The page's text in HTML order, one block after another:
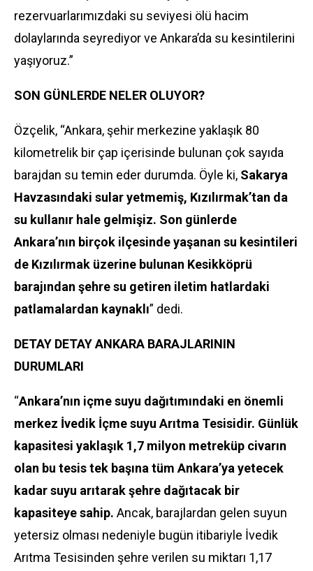
rezervuarlarımızdaki su seviyesi ölü hacim
dolaylarında seyrediyor ve Ankara’da su kesintilerini
yaşıyoruz.”
SON GÜNLERDE NELER OLUYOR?
Özçelik, “Ankara, şehir merkezine yaklaşık 80
kilometrelik bir çap içerisinde bulunan çok sayıda
barajdan su temin eder durumda. Öyle ki, Sakarya
Havzasındaki sular yetmemiş, Kızılırmak’tan da
su kullanır hale gelmişiz. Son günlerde
Ankara’nın birçok ilçesinde yaşanan su kesintileri
de Kızılırmak üzerine bulunan Kesikköprü
barajından şehre su getiren iletim hatlardaki
patlamalardan kaynaklı” dedi.
DETAY DETAY ANKARA BARAJLARININ
DURUMLARI
“Ankara’nın içme suyu dağıtımındaki en önemli
merkez İvedik İçme suyu Arıtma Tesisidir. Günlük
kapasitesi yaklaşık 1,7 milyon metreküp civarın
olan bu tesis tek başına tüm Ankara’ya yetecek
kadar suyu arıtarak şehre dağıtacak bir
kapasiteye sahip. Ancak, barajlardan gelen suyun
yetersiz olması nedeniyle bugün itibariyle İvedik
Arıtma Tesisinden şehre verilen su miktarı 1,17